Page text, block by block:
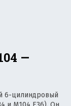
—
6-цилиндровый